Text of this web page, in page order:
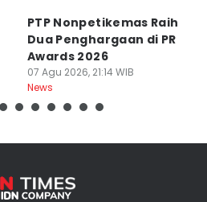
PTP Nonpetikemas Raih
Dua Penghargaan di PR
Awards 2026
07 Agu 2026, 21:14 WIB
News